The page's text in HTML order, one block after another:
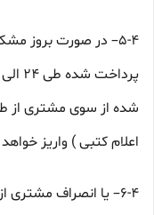
5-۴– در صورت بروز
شده از سوی مشتری از
اعلام کتبی ) واریز
6-۴– یا انصراف